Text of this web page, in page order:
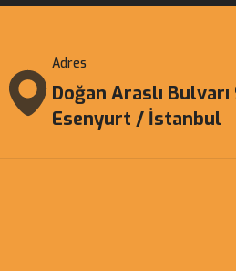
Adres
Doğan Araslı
Esenyurt / İstanbul